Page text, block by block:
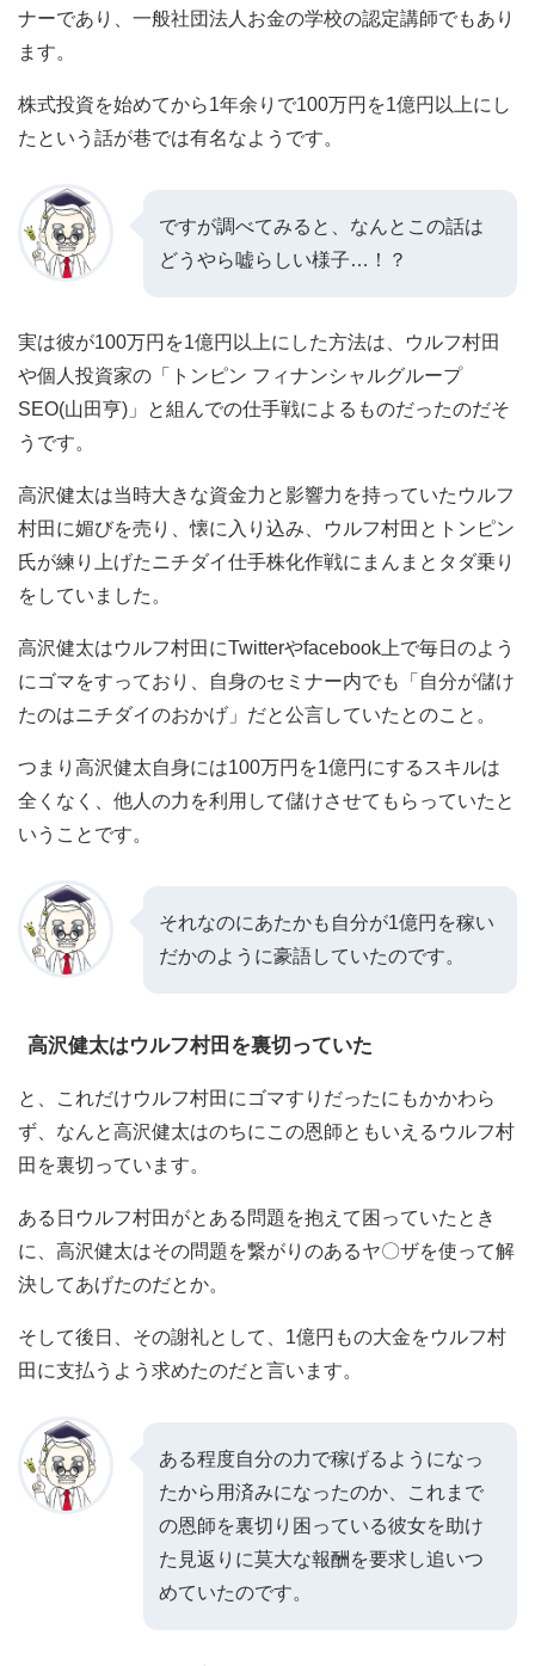
ナーであり、一般社団法人お金の学校の認定講師でもあり
ます。
株式投資を始めてから1年余りで100万円を1億円以上にし
たという話が巷では有名なようです。
ですが調べてみると、なんとこの話は
どうやら嘘らしい様子…！？
実は彼が100万円を1億円以上にした方法は、ウルフ村田
や個人投資家の「トンピン フィナンシャルグループ
SEO(山田亨)」と組んでの仕手戦によるものだったのだそ
うです。
高沢健太は当時大きな資金力と影響力を持っていたウルフ
村田に媚びを売り、懐に入り込み、ウルフ村田とトンピン
氏が練り上げたニチダイ仕手株化作戦にまんまとタダ乗り
をしていました。
高沢健太はウルフ村田にTwitterやfacebook上で毎日のよう
にゴマをすっており、自身のセミナー内でも「自分が儲け
たのはニチダイのおかげ」だと公言していたとのこと。
つまり高沢健太自身には100万円を1億円にするスキルは
全くなく、他人の力を利用して儲けさせてもらっていたと
いうことです。
それなのにあたかも自分が1億円を稼い
だかのように豪語していたのです。
高沢健太はウルフ村田を裏切っていた
と、これだけウルフ村田にゴマすりだったにもかかわら
ず、なんと高沢健太はのちにこの恩師ともいえるウルフ村
田を裏切っています。
ある日ウルフ村田がとある問題を抱えて困っていたとき
に、高沢健太はその問題を繋がりのあるヤ〇ザを使って解
決してあげたのだとか。
そして後日、その謝礼として、1億円もの大金をウルフ村
田に支払うよう求めたのだと言います。
ある程度自分の力で稼げるようになっ
たから用済みになったのか、これまで
の恩師を裏切り困っている彼女を助け
た見返りに莫大な報酬を要求し追いつ
めていたのです。